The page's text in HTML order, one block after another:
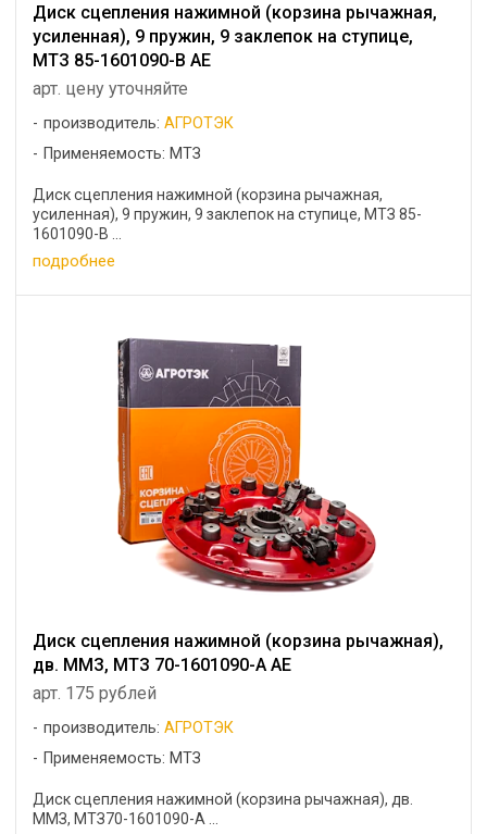
Диск сцепления нажимной (корзина рычажная,
усиленная), 9 пружин, 9 заклепок на ступице,
МТЗ 85-1601090-В АЕ
арт. цену уточняйте
производитель:АГРОТЭК
Применяемость: МТЗ
Диск сцепления нажимной (корзина рычажная,
усиленная), 9 пружин, 9 заклепок на ступице, МТЗ 85-
1601090-В ...
подробнее
Диск сцепления нажимной (корзина рычажная),
дв. ММЗ, МТЗ 70-1601090-А АЕ
арт. 175 рублей
производитель:АГРОТЭК
Применяемость: МТЗ
Диск сцепления нажимной (корзина рычажная), дв.
ММЗ, МТЗ70-1601090-А ...